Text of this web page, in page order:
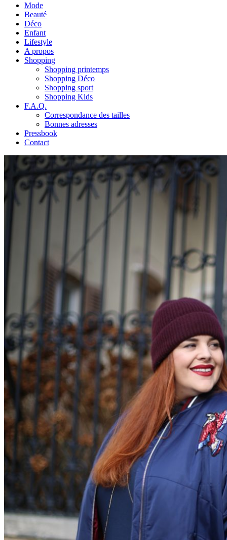
Mode
Beauté
Déco
Enfant
Lifestyle
A propos
Shopping
Shopping printemps
Shopping Déco
Shopping sport
Shopping Kids
F.A.Q.
Correspondance des tailles
Bonnes adresses
Pressbook
Contact